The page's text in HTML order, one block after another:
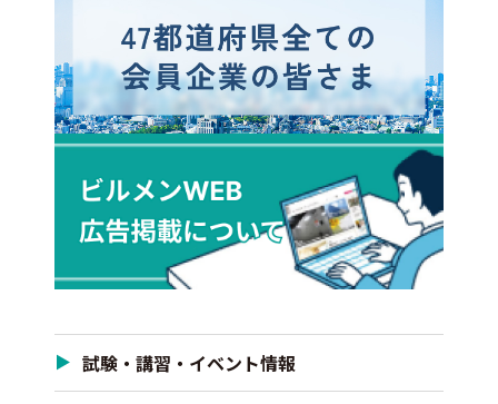
試験・講習・イベント情報